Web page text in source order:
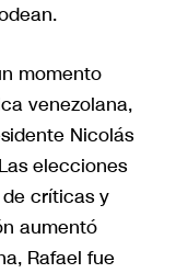
momento
venezolana,
Nicolás
elecciones
críticas y
aumentó
Rafael fue